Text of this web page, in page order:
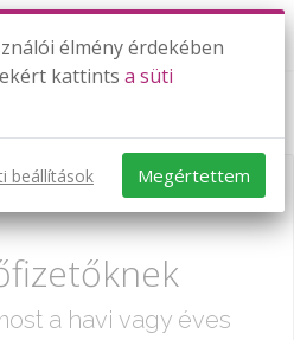
a havi vagy éves
élmény érdekében
kattints a süti
beállítások Megértettem